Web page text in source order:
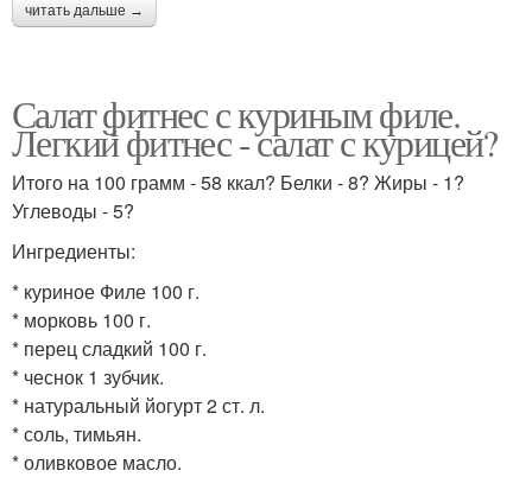
Оригинальный салат Салат из курицы
Капустный салат
Салат без майонеза
читать дальше →
Салат фитнес с куриным филе.
Легкий фитнес - салат с курицей?
Итого на 100 грамм - 58 ккал? Белки - 8? Жиры - 1?
Углеводы - 5?
Ингредиенты:
* куриное Филе 100 г.
* морковь 100 г.
* перец сладкий 100 г.
* чеснок 1 зубчик.
* натуральный йогурт 2 ст. л.
* соль, тимьян.
* оливковое масло.